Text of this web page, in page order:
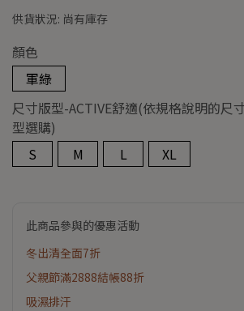
供貨狀況: 尚有庫存
顏色
軍綠
尺寸版型-ACTIVE舒適(依規格說明的尺
型選購)
S
M L XL
此商品參與的優惠活動
冬出清全面7折
父親節滿2888結帳88折
吸濕排汗